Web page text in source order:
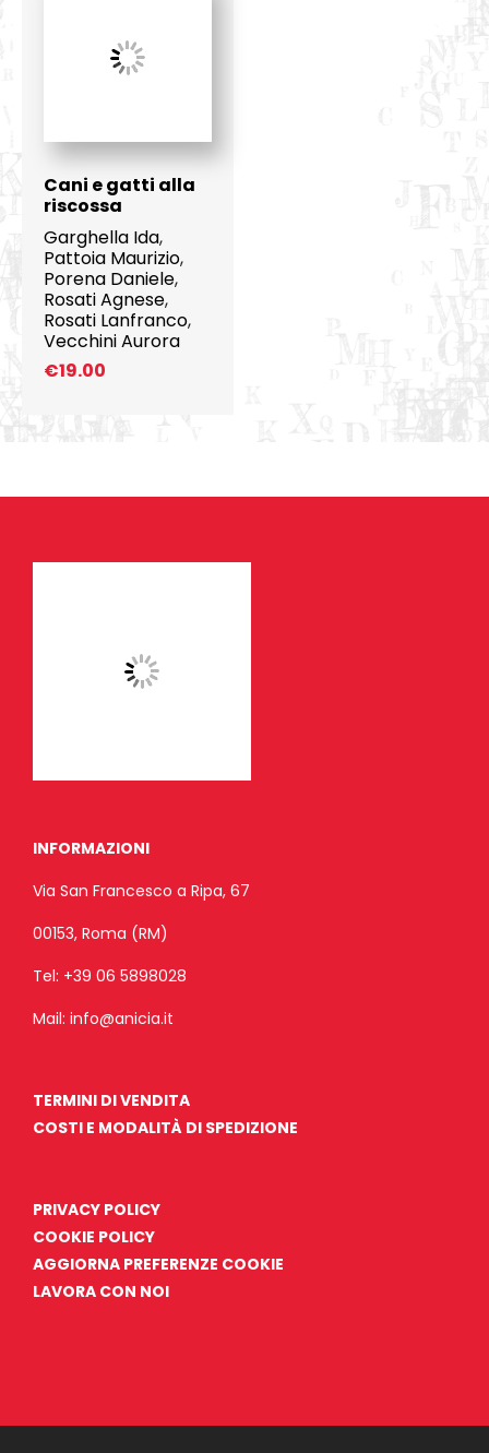
Cani e gatti alla
riscossa
Garghella Ida,
Pattoia Maurizio,
Porena Daniele,
Rosati Agnese,
Rosati Lanfranco,
Vecchini Aurora
€19.00
INFORMAZIONI
Via San Francesco a Ripa, 67
00153, Roma (RM)
Tel: +39 06 5898028
Mail: info@anicia.it
TERMINI DI VENDITA
COSTI E MODALITÀ DI SPEDIZIONE
PRIVACY POLICY
COOKIE POLICY
AGGIORNA PREFERENZE COOKIE
LAVORA CON NOI